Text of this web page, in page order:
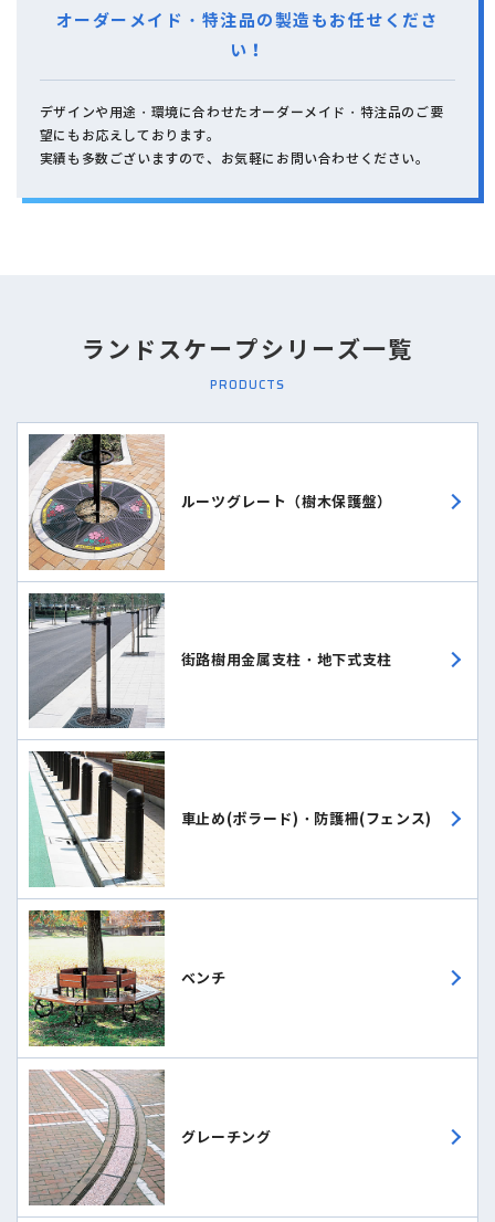
オーダーメイド・特注品の製造もお任せくださ
い！
デザインや用途・環境に合わせたオーダーメイド・特注品のご要
望にもお応えしております。
実績も多数ございますので、お気軽にお問い合わせください。
ランドスケープシリーズ一覧
PRODUCTS
ルーツグレート（樹木保護盤）
街路樹用金属支柱・地下式支柱
車止め(ボラード)・防護柵(フェンス)
ベンチ
グレーチング